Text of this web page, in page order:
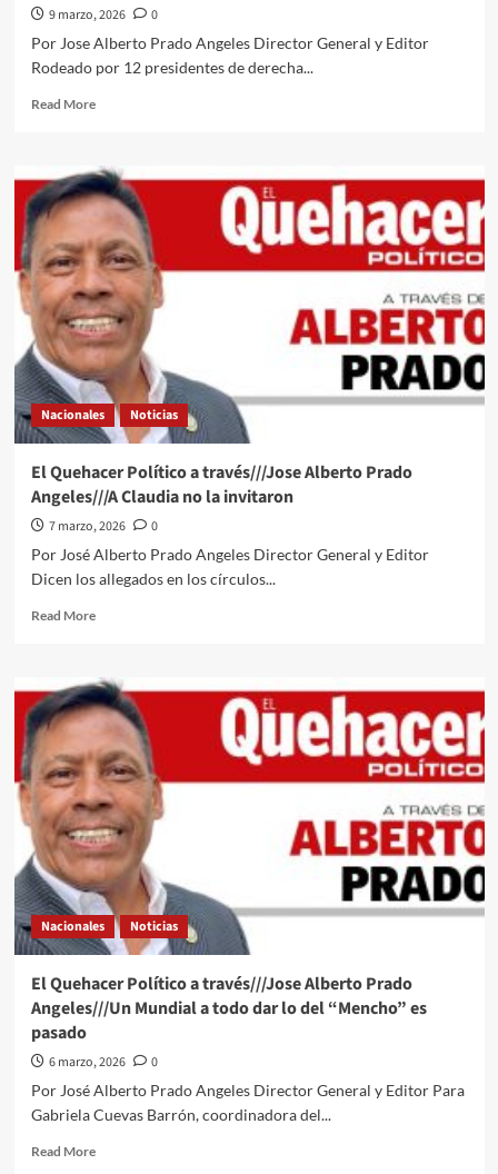
9 marzo, 2026
0
Por Jose Alberto Prado Angeles Director General y Editor
Rodeado por 12 presidentes de derecha...
Read MoreRead
El
Quehacer
Político
través///Jose
Alberto
Prado
Angeles///Todos
hablan
de
México
en
la
cumbre
Nacionales Noticias
El Quehacer Político a través///Jose Alberto Prado
Angeles///A Claudia no la invitaron
7 marzo, 2026
0
Por José Alberto Prado Angeles Director General y Editor
Dicen los allegados en los círculos...
Read MoreRead
El
Quehacer
Político
través///Jose
Alberto
Prado
Angeles///A
Claudia
no
la
invitaron
Nacionales Noticias
El Quehacer Político a través///Jose Alberto Prado
Angeles///Un Mundial a todo dar lo del “Mencho” es
pasado
6 marzo, 2026
0
Por José Alberto Prado Angeles Director General y Editor Para
Gabriela Cuevas Barrón, coordinadora del...
Read MoreRead